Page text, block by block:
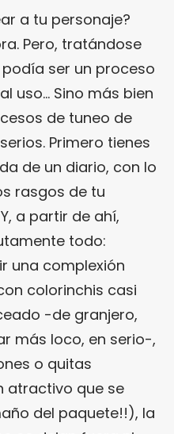
a tu personaje?
Pero, tratándose
podía ser un proceso
uso… Sino más bien
de tuneo de
Primero tienes
de un diario, con lo
rasgos de tu
a partir de ahí,
todo:
una complexión
colorinchis casi
-de granjero,
más loco, en serio-,
o quitas
atractivo que se
del paquete!!), la